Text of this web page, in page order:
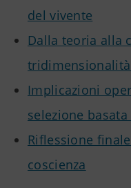
del vivente
Dalla teoria alla
tridimensionalità
Implicazioni
selezione
Riflessione
coscienza